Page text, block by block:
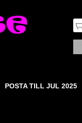
POSTA TILL JUL 2025